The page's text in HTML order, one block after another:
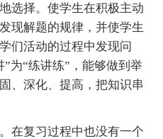
选择。使学生在积极主动
现解题的规律，并使学生
们活动的过程中发现问
为“练讲练”，能够做到举
、深化、提高，把知识串
在复习过程中也没有一个